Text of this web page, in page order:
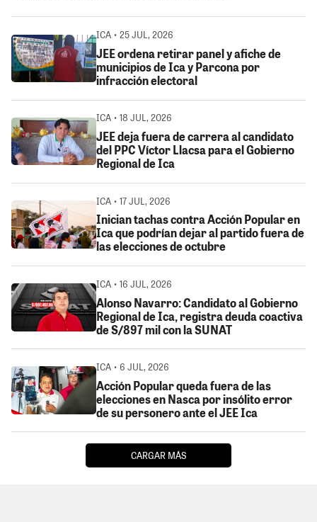
ICA • 25 JUL, 2026
JEE ordena retirar panel y afiche de
municipios de Ica y Parcona por
infracción electoral
ICA • 18 JUL, 2026
JEE deja fuera de carrera al candidato
del PPC Víctor Llacsa para el Gobierno
Regional de Ica
ICA • 17 JUL, 2026
Inician tachas contra Acción Popular en
Ica que podrían dejar al partido fuera de
las elecciones de octubre
ICA • 16 JUL, 2026
Alonso Navarro: Candidato al Gobierno
Regional de Ica, registra deuda coactiva
de S/897 mil con la SUNAT
ICA • 6 JUL, 2026
Acción Popular queda fuera de las
elecciones en Nasca por insólito error
de su personero ante el JEE Ica
CARGAR MÁS